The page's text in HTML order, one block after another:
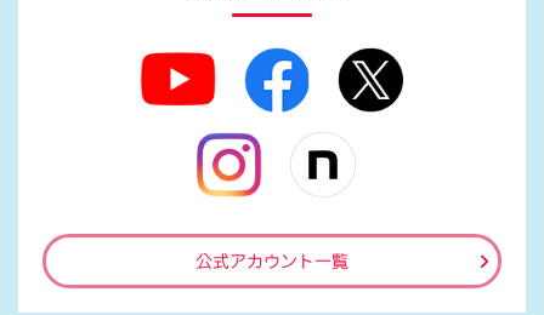
公式アカウント一覧